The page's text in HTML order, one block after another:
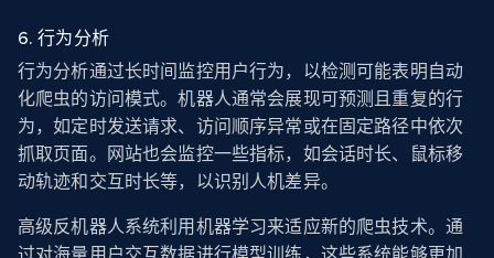
6. 行为分析
行为分析通过长时间监控用户行为，以检测可能表明自动
化爬虫的访问模式。机器人通常会展现可预测且重复的行
为，如定时发送请求、访问顺序异常或在固定路径中依次
抓取页面。网站也会监控一些指标，如会话时长、鼠标移
动轨迹和交互时长等，以识别人机差异。
高级反机器人系统利用机器学习来适应新的爬虫技术。通